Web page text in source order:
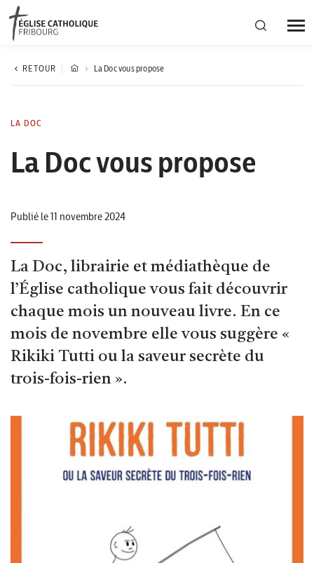
Région diocésaine
Agenda
RETOUR La Doc vous propose
LA DOC
La Doc vous propose
Publié le 11 novembre 2024
La Doc, librairie et médiathèque de
l’Église catholique vous fait découvrir
chaque mois un nouveau livre. En ce
mois de novembre elle vous suggère «
Rikiki Tutti ou la saveur secrète du
trois-fois-rien ».